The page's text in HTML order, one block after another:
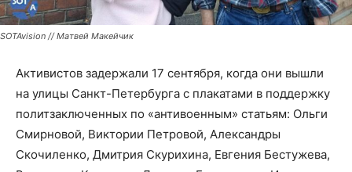
SOTAvision // Матвей Макейчик
Активистов задержали 17 сентября, когда они вышли
на улицы Санкт-Петербурга с плакатами в поддержку
политзаключенных по «антивоенным» статьям: Ольги
Смирновой, Виктории Петровой, Александры
Скочиленко, Дмитрия Скурихина, Евгения Бестужева,